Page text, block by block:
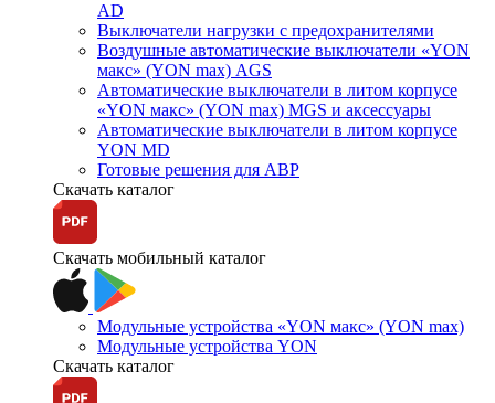
AD
Выключатели нагрузки с предохранителями
Воздушные автоматические выключатели «YON
макс» (YON max) AGS
Автоматические выключатели в литом корпусе
«YON макс» (YON max) MGS и аксессуары
Автоматические выключатели в литом корпусе
YON MD
Готовые решения для АВР
Скачать каталог
Скачать мобильный каталог
Модульные устройства «YON макс» (YON max)
Модульные устройства YON
Скачать каталог